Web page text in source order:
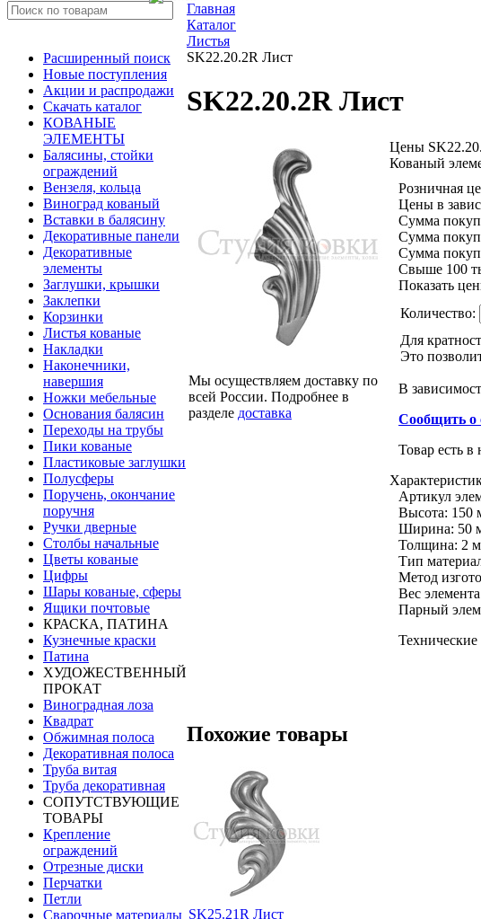
Расширенный поиск
Новые поступления
Акции и распродажи
Скачать каталог
КОВАНЫЕ
ЭЛЕМЕНТЫ
Балясины, стойки
ограждений
Вензеля, кольца
Виноград кованый
Вставки в балясину
Декоративные панели
Декоративные
элементы
Заглушки, крышки
Заклепки
Корзинки
Листья кованые
Накладки
Наконечники,
навершия
Ножки мебельные
Основания балясин
Переходы на трубы
Пики кованые
Пластиковые заглушки
Полусферы
Поручень, окончание
поручня
Ручки дверные
Столбы начальные
Цветы кованые
Цифры
Шары кованые, сферы
Ящики почтовые
КРАСКА, ПАТИНА
Кузнечные краски
Патина
ХУДОЖЕСТВЕННЫЙ
ПРОКАТ
Виноградная лоза
Квадрат
Обжимная полоса
Декоративная полоса
Труба витая
Труба декоративная
СОПУТСТВУЮЩИЕ
ТОВАРЫ
Крепление
ограждений
Отрезные диски
Перчатки
Петли
Сварочные материалы
Главная
Каталог
Листья
SK22.20.2R Лист
SK22.20.2R Лист
Мы осуществляем доставку по
всей России. Подробнее в
разделе доставка
Цены
Кованый
Розничная
Цены в
Сумма
Сумма
Сумма
Свыше 100
Показать
Количество:
Для
Это
В
Сообщить о
Товар есть в
Артикул
Высота: 150
Ширина: 50
Толщина: 2
Тип
Метод
Вес
Парный
Технические
Похожие товары
SK25.21R Лист